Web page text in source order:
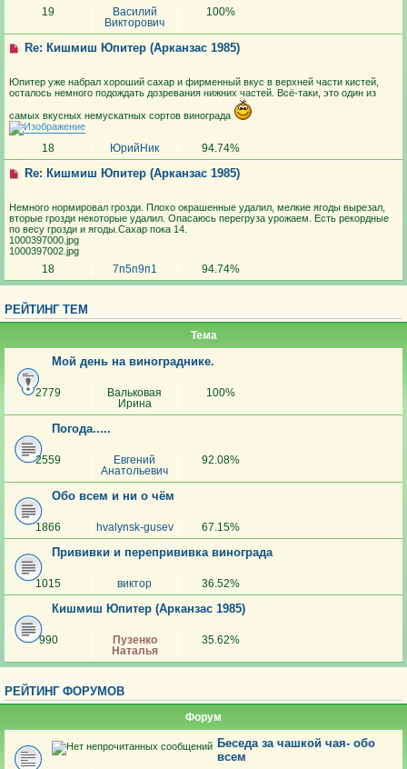
19
Василий
Викторович
100%
Re: Кишмиш Юпитер (Арканзас 1985)
Юпитер уже набрал хороший сахар и фирменный вкус в верхней части кистей,
осталось немного подождать дозревания нижних частей. Всё-таки, это один из
самых вкусных немускатных сортов винограда
18 ЮрийНик 94.74%
Re: Кишмиш Юпитер (Арканзас 1985)
Немного нормировал грозди. Плохо окрашенные удалил, мелкие ягоды вырезал,
вторые грозди некоторые удалил. Опасаюсь перегруза урожаем. Есть рекордные
по весу грозди и ягоды.Сахар пока 14.
1000397000.jpg
1000397002.jpg
18 7п5п9п1 94.74%
РЕЙТИНГ ТЕМ
Тема
Мой день на винограднике.
2779
Вальковая
Ирина
100%
Погода.....
2559
Евгений
Анатольевич
92.08%
Обо всем и ни о чём
1866 hvalynsk-gusev 67.15%
Прививки и перепрививка винограда
1015 виктор 36.52%
Кишмиш Юпитер (Арканзас 1985)
990
Пузенко
Наталья
35.62%
РЕЙТИНГ ФОРУМОВ
Форум
Беседа за чашкой чая- обо
всем